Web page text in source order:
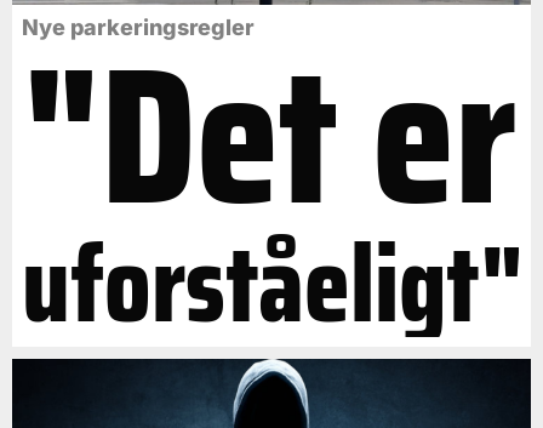
Nye parkeringsregler
"Det er
uforståeligt"